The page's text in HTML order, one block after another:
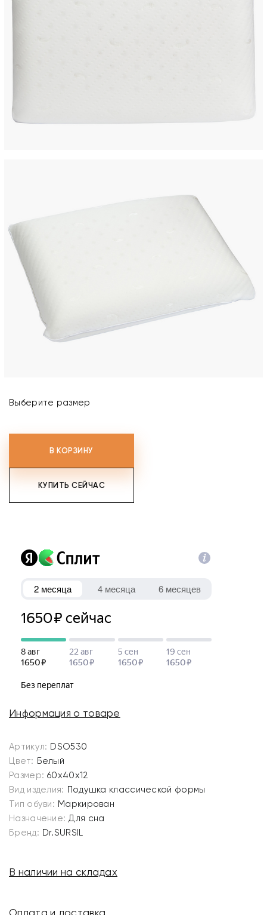
Выберите размер
В КОРЗИНУ
КУПИТЬ СЕЙЧАС
Информация о товаре
Артикул: DSO530
Цвет: Белый
Размер: 60х40х12
Вид изделия: Подушка классической формы
Тип обуви: Маркирован
Назначение: Для сна
Бренд: Dr.SURSIL
В наличии на складах
Оплата и доставка